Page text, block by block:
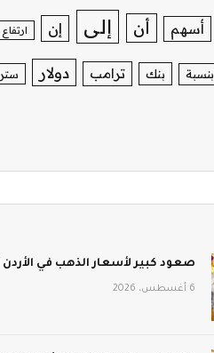
أسهم أن إلى إن ارتفاع
بنسبة بنك ترامب دولار
صعود كبير لأسعار الذهب في الأردن
6 أغسطس، 2026